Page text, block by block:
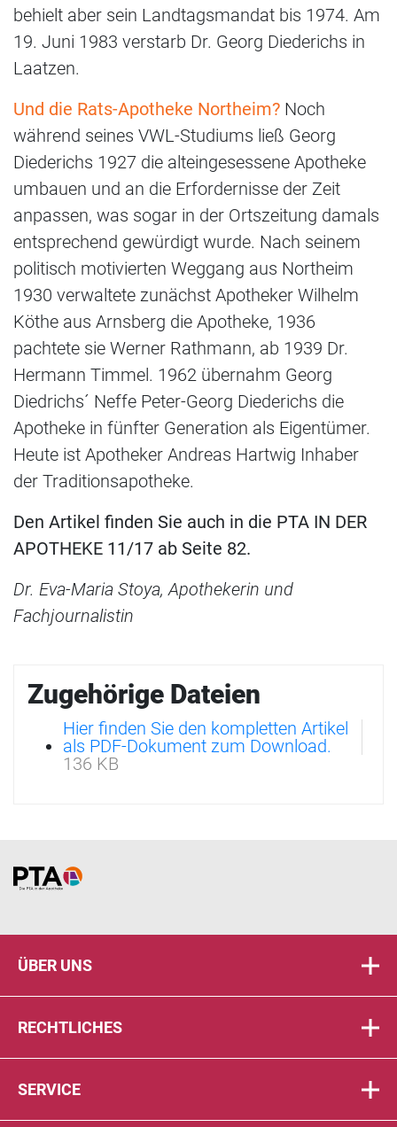
behielt aber sein Landtagsmandat bis 1974. Am
19. Juni 1983 verstarb Dr. Georg Diederichs in
Laatzen.
Und die Rats-Apotheke Northeim? Noch
während seines VWL-Studiums ließ Georg
Diederichs 1927 die alteingesessene Apotheke
umbauen und an die Erfordernisse der Zeit
anpassen, was sogar in der Ortszeitung damals
entsprechend gewürdigt wurde. Nach seinem
politisch motivierten Weggang aus Northeim
1930 verwaltete zunächst Apotheker Wilhelm
Köthe aus Arnsberg die Apotheke, 1936
pachtete sie Werner Rathmann, ab 1939 Dr.
Hermann Timmel. 1962 übernahm Georg
Diedrichs´ Neffe Peter-Georg Diederichs die
Apotheke in fünfter Generation als Eigentümer.
Heute ist Apotheker Andreas Hartwig Inhaber
der Traditionsapotheke.
Den Artikel finden Sie auch in die PTA IN DER
APOTHEKE 11/17 ab Seite 82.
Dr. Eva-Maria Stoya, Apothekerin und
Fachjournalistin
Zugehörige Dateien
Hier finden Sie den kompletten Artikel
als PDF-Dokument zum Download.
136 KB
Home
ÜBER UNS
RECHTLICHES
SERVICE